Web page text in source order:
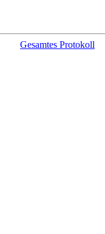
Gesamtes Protokoll